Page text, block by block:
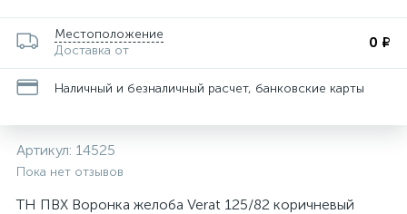
Местоположение
Доставка от
0 ₽
Наличный и безналичный расчет, банковские карты
Артикул: 14525
Пока нет отзывов
ТН ПВХ Воронка желоба Verat 125/82 коричневый